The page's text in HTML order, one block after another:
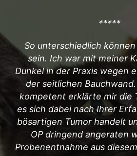
*****
So unterschiedlich
sein. Ich war mit meiner
Dunkel in der Praxis wegen
der seitlichen
kompetent erklärte mir die
es sich dabei nach Ihrer
bösartigen Tumor handelt
OP dringend angeraten
Probenentnahme aus